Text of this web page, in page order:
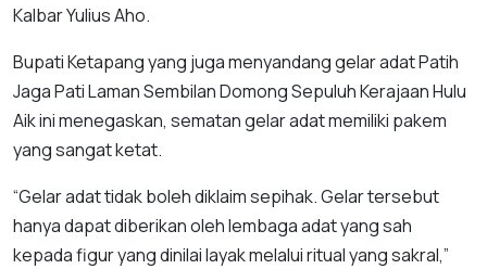
Kalbar Yulius Aho.
Bupati Ketapang yang juga menyandang gelar adat Patih
Jaga Pati Laman Sembilan Domong Sepuluh Kerajaan Hulu
Aik ini menegaskan, sematan gelar adat memiliki pakem
yang sangat ketat.
“Gelar adat tidak boleh diklaim sepihak. Gelar tersebut
hanya dapat diberikan oleh lembaga adat yang sah
kepada figur yang dinilai layak melalui ritual yang sakral,”